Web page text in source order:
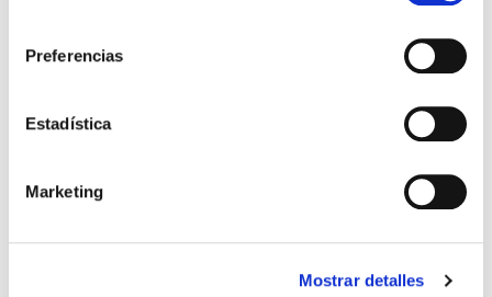
Preferencias
Estadística
Marketing
Mostrar detalles